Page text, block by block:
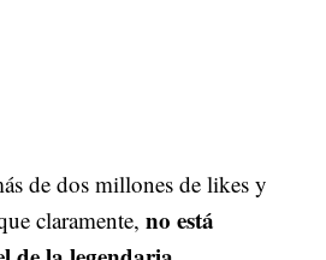
de dos millones de likes y
claramente, no está